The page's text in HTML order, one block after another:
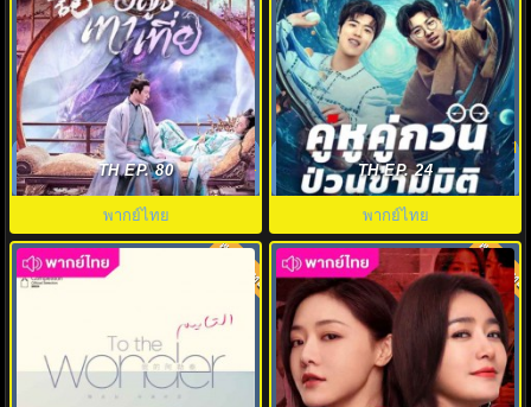
ตำนานอสูรเทาเที่ย (2024) The
Legend of Taotie พากย์ไทย EP.1-
40
TH EP. 80
พากย์ไทย
คู่หูคู่กวนป่วนข้ามมิติ Our Parallel
Universes พากย์ไทย EP.1-12
TH EP. 24
พากย์ไทย
7.0 พากย์ไทย 7.0 พากย์ไทย